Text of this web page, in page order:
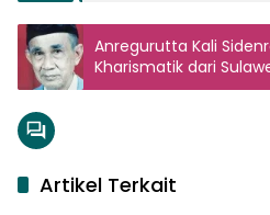
Anregurutta Kali
Kharismatik dari
Artikel Terkait